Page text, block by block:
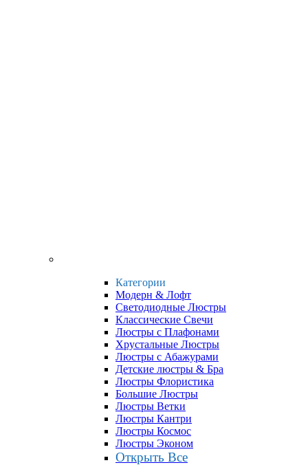
Категории
Модерн & Лофт
Светодиодные Люстры
Классические Свечи
Люстры с Плафонами
Хрустальные Люстры
Люстры с Абажурами
Детские люстры & Бра
Люстры Флористика
Большие Люстры
Люстры Ветки
Люстры Кантри
Люстры Космос
Люстры Эконом
Открыть Все